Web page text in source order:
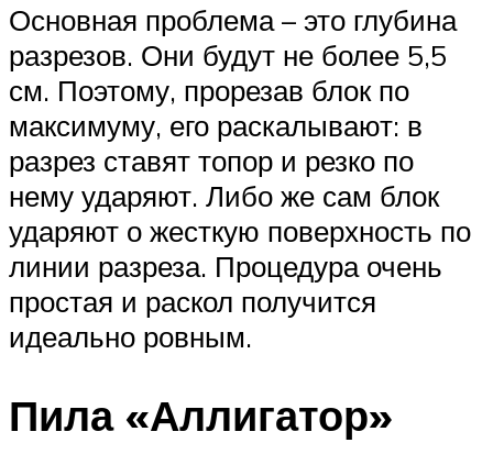
Основная проблема – это глубина
разрезов. Они будут не более 5,5
см. Поэтому, прорезав блок по
максимуму, его раскалывают: в
разрез ставят топор и резко по
нему ударяют. Либо же сам блок
ударяют о жесткую поверхность по
линии разреза. Процедура очень
простая и раскол получится
идеально ровным.
Пила «Аллигатор»